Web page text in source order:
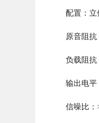
配置：立
原音阻抗
负载阻抗
输出电平
信噪比：